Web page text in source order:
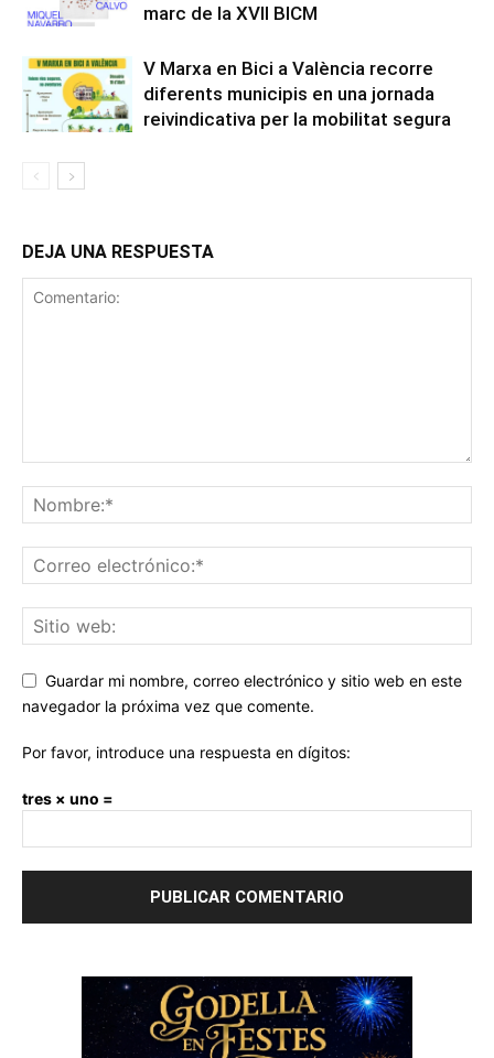
marc de la XVII BICM
V Marxa en Bici a València recorre
diferents municipis en una jornada
reivindicativa per la mobilitat segura
DEJA UNA RESPUESTA
Guardar mi nombre, correo electrónico y sitio web en este
navegador la próxima vez que comente.
Por favor, introduce una respuesta en dígitos:
tres × uno =